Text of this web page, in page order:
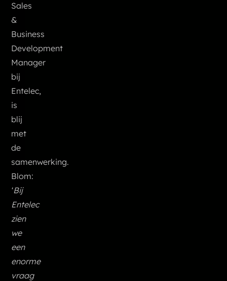
Sales
&
Business
Development
Manager
bij
Entelec,
is
blij
met
de
samenwerking.
Blom:
‘Bij
Entelec
zien
we
een
enorme
vraag